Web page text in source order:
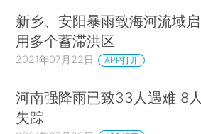
新乡、安阳暴雨致海河流域启
用多个蓄滞洪区
2021年07月22日 APP打开
河南强降雨已致33人遇难 8人
失踪